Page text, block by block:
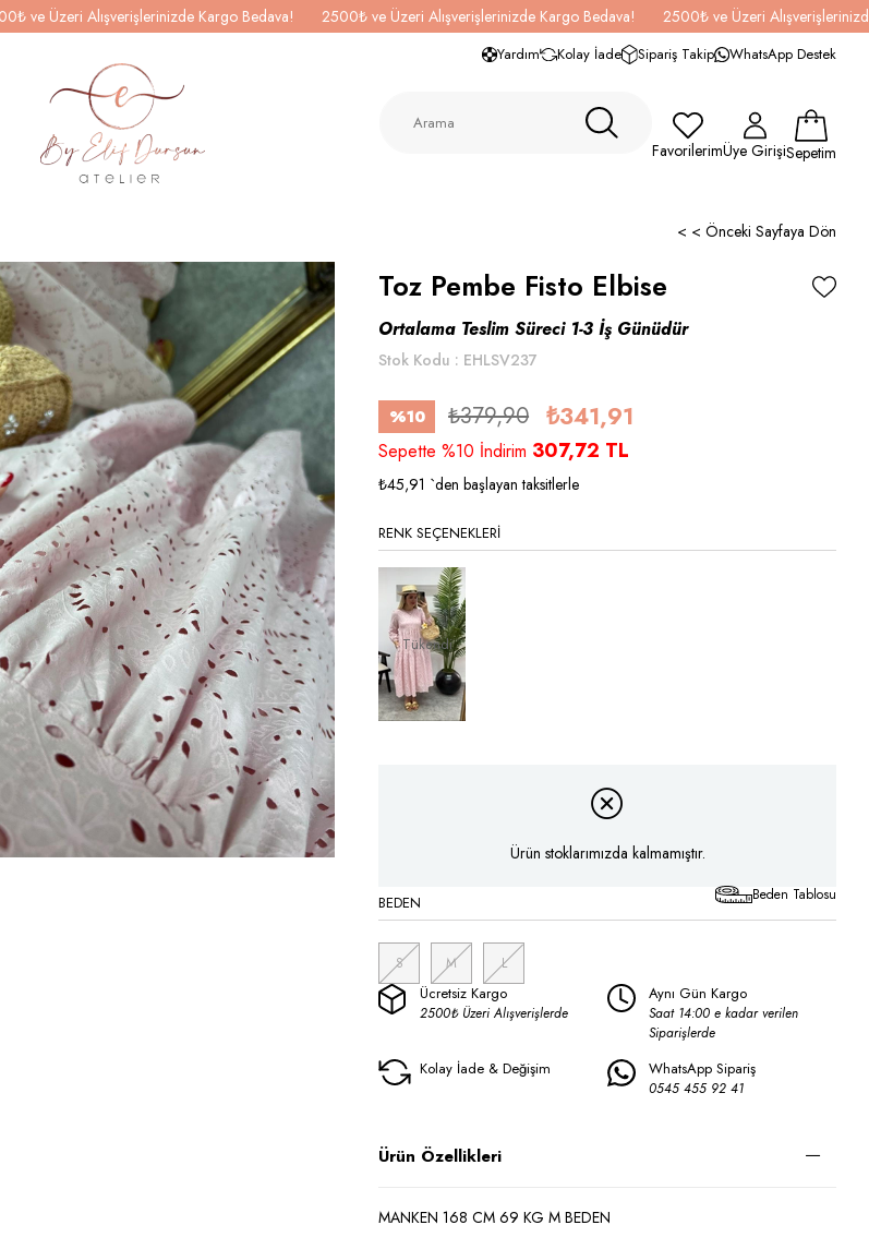
ve Üzeri Alışverişlerinizde Kargo Bedava! 2500₺ ve Üzeri Alışverişlerinizde Kargo Bedava! 2500₺ ve Üzeri
Yardım Kolay İade Sipariş Takip WhatsApp Destek
FavorilerimÜye GirişiSepetim
< < Önceki Sayfaya Dön
Toz Pembe Fisto Elbise
Ortalama Teslim Süreci 1-3 İş Günüdür
Stok Kodu EHLSV237
%10
İndirim
₺379,90 ₺341,91
Sepette %10 İndirim 307,72 TL
₺45,91 `den başlayan taksitlerle
RENK SEÇENEKLERI
Tükendi
Ürün stoklarımızda kalmamıştır.
BEDEN
S M L
Beden Tablosu
Ücretsiz Kargo
2500₺ Üzeri Alışverişlerde
Aynı Gün Kargo
Saat 14:00 e kadar verilen
Siparişlerde
Kolay İade & Değişim WhatsApp Sipariş
0545 455 92 41
Ürün Özellikleri
MANKEN 168 CM 69 KG M BEDEN